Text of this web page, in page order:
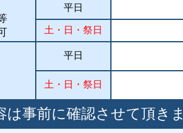
可
平日
土・日・祭日
平日
土・日・祭日
は事前に確認させて頂き